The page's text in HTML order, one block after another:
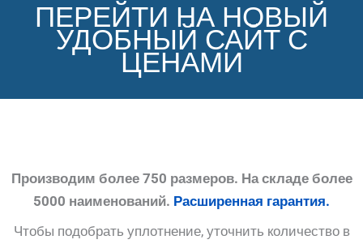
ПЕРЕЙТИ НА НОВЫЙ
УДОБНЫЙ САЙТ С
ЦЕНАМИ
Производим более 750 размеров. На складе более
5000 наименований. Расширенная гарантия.
Чтобы подобрать уплотнение, уточнить количество в